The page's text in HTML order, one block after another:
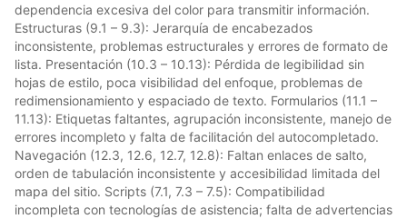
dependencia excesiva del color para transmitir información.
Estructuras (9.1 – 9.3): Jerarquía de encabezados
inconsistente, problemas estructurales y errores de formato de
lista. Presentación (10.3 – 10.13): Pérdida de legibilidad sin
hojas de estilo, poca visibilidad del enfoque, problemas de
redimensionamiento y espaciado de texto. Formularios (11.1 –
11.13): Etiquetas faltantes, agrupación inconsistente, manejo de
errores incompleto y falta de facilitación del autocompletado.
Navegación (12.3, 12.6, 12.7, 12.8): Faltan enlaces de salto,
orden de tabulación inconsistente y accesibilidad limitada del
mapa del sitio. Scripts (7.1, 7.3 – 7.5): Compatibilidad
incompleta con tecnologías de asistencia; falta de advertencias